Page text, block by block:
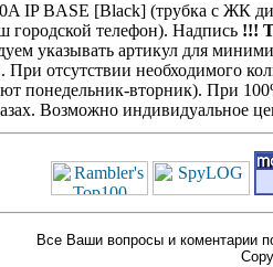
IP BASE [Black] (трубка с ЖК
городской телефон). Надпись !!!
указывать артикул для
отсутствии необходимого
понедельник-вторник). При
Возможно индивидуальное
Все Ваши вопросы и коментарии